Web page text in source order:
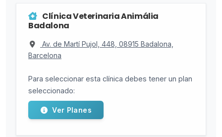
Clínica Veterinaria Animália
Badalona
Av. de Martí Pujol, 448, 08915 Badalona,
Barcelona
Para seleccionar esta clínica debes tener un plan
seleccionado:
Ver Planes